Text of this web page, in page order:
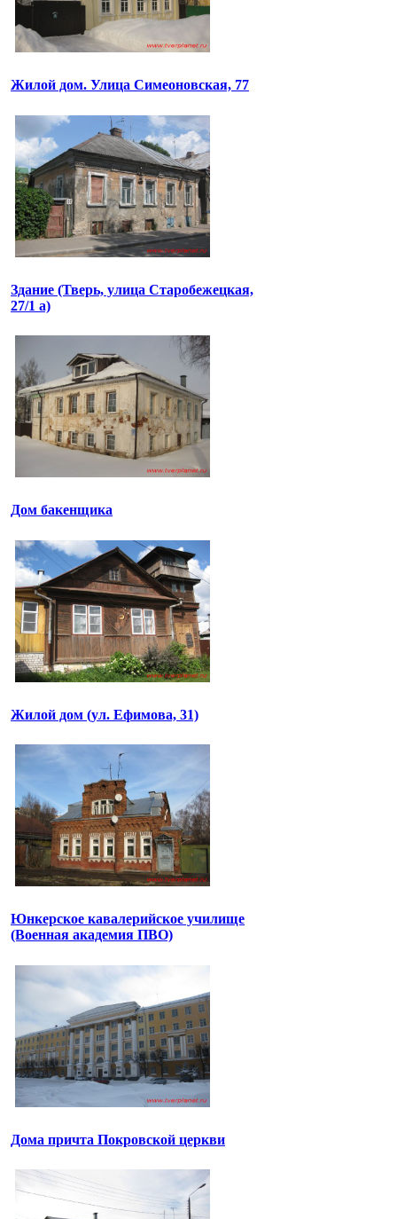
Жилой дом. Улица Симеоновская, 77
Здание (Тверь, улица Старобежецкая,
27/1 а)
Дом бакенщика
Жилой дом (ул. Ефимова, 31)
Юнкерское кавалерийское училище
(Военная академия ПВО)
Дома причта Покровской церкви